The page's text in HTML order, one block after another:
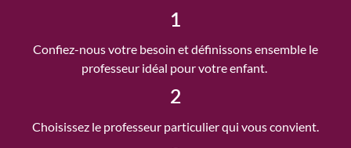
1
Confiez-nous votre besoin et définissons ensemble le
professeur idéal pour votre enfant.
2
Choisissez le professeur particulier qui vous convient.